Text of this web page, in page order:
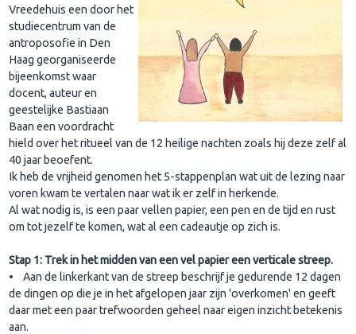
Vreedehuis een door het
studiecentrum van de
antroposofie in Den
Haag georganiseerde
bijeenkomst waar
docent, auteur en
geestelijke Bastiaan
Baan een voordracht
hield over het ritueel van de 12 heilige nachten zoals hij deze zelf al
40 jaar beoefent.
Ik heb de vrijheid genomen het 5-stappenplan wat uit de lezing naar
voren kwam te vertalen naar wat ik er zelf in herkende.
Al wat nodig is, is een paar vellen papier, een pen en de tijd en rust
om tot jezelf te komen, wat al een cadeautje op zich is.
Stap 1: Trek in het midden van een vel papier een verticale streep.
• Aan de linkerkant van de streep beschrijf je gedurende 12 dagen
de dingen op die je in het afgelopen jaar zijn 'overkomen' en geeft
daar met een paar trefwoorden geheel naar eigen inzicht betekenis
aan.